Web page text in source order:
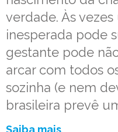
verdade. Às
inesperada pode
gestante pode
arcar com todos
sozinha (e nem
brasileira prevê
Saiba mais